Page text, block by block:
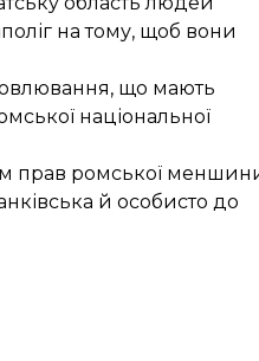
на тому, щоб вони
що мають
національної
прав ромської
й особисто до